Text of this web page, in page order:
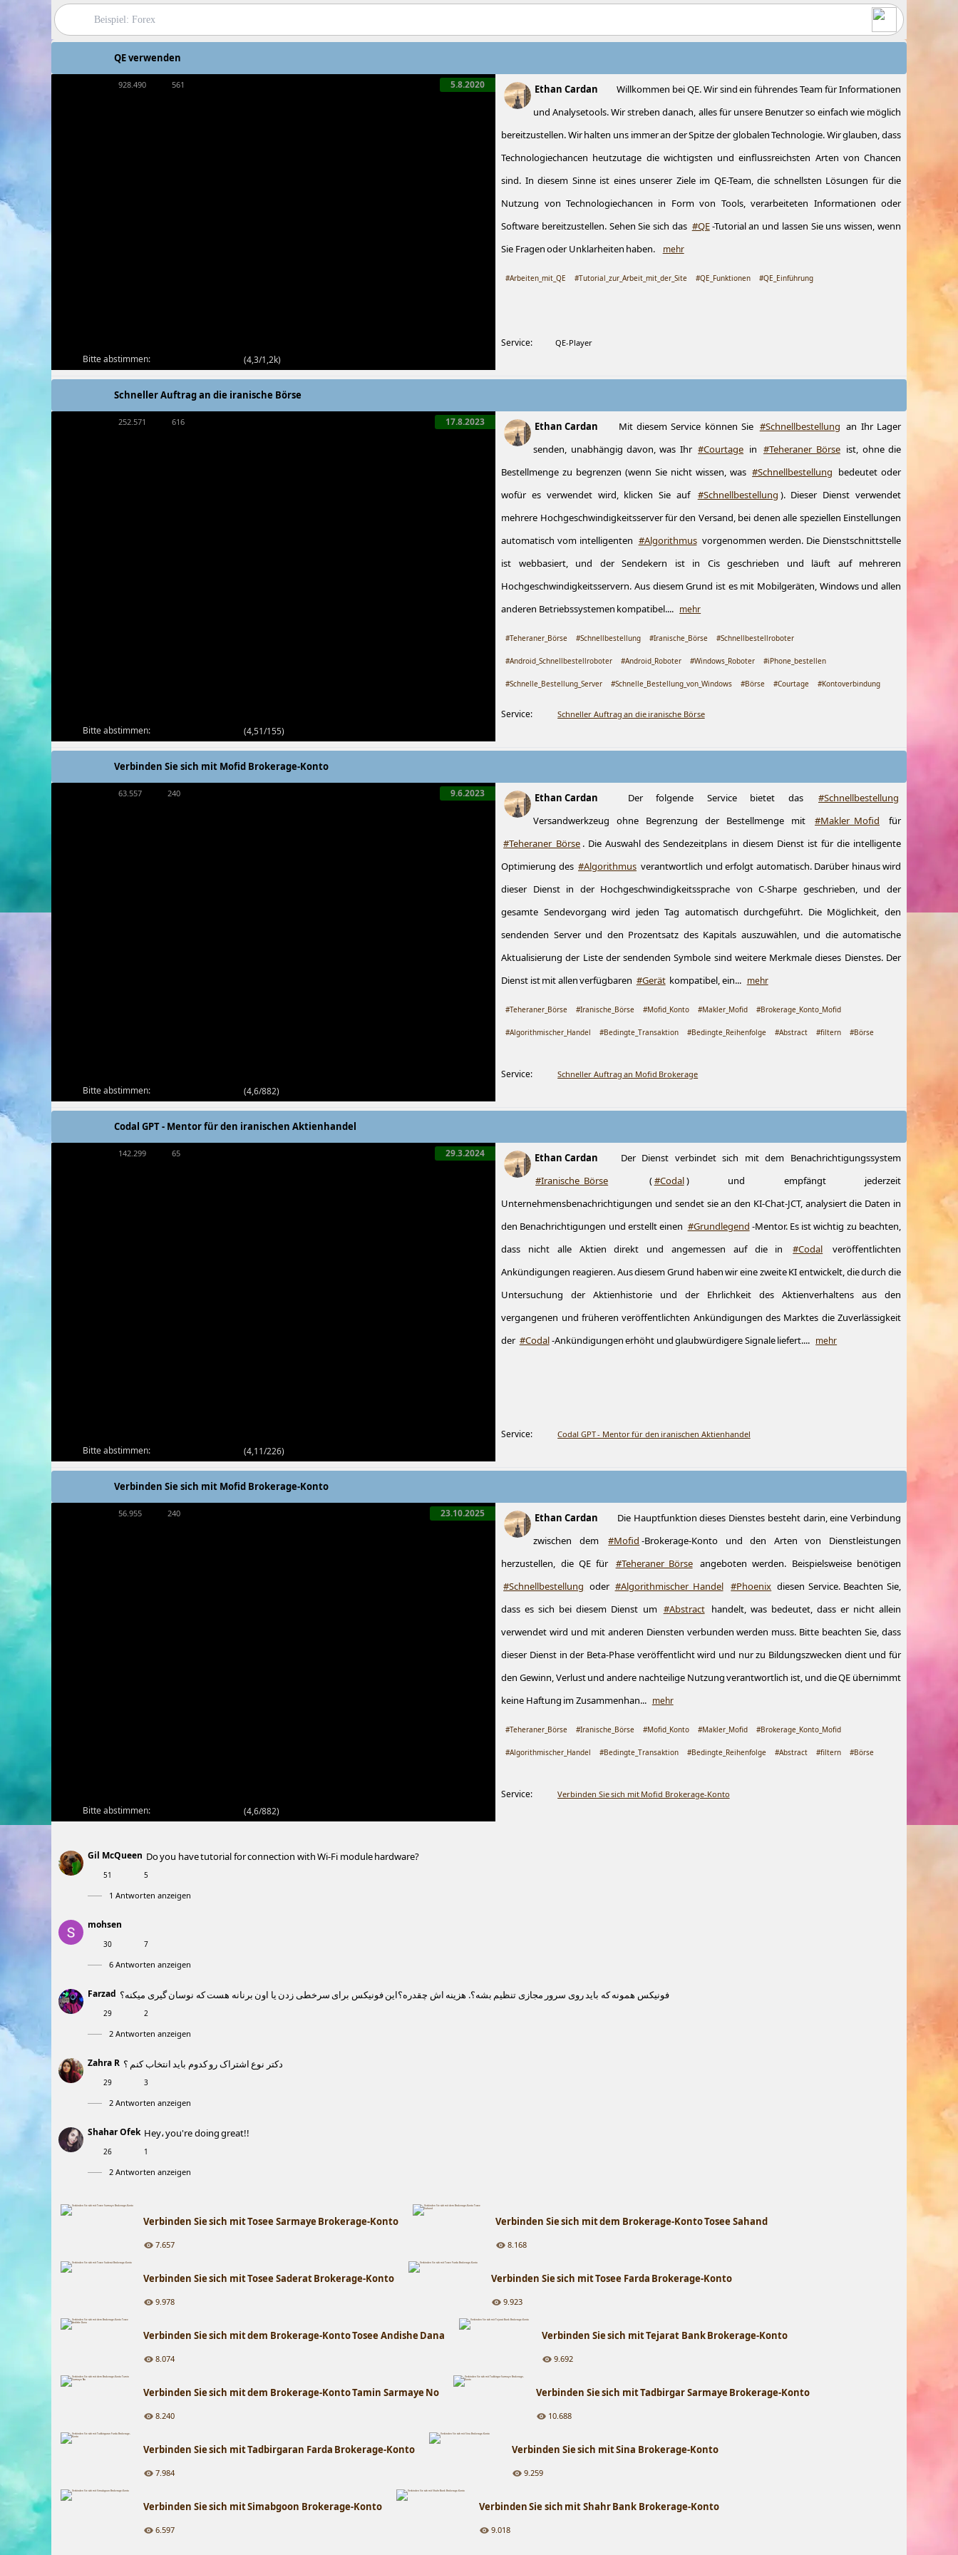
QE verwenden
5.8.2020
561
928.490
Bitte abstimmen: (4,3/1,2k)
Ethan Cardan
Willkommen bei QE. Wir sind ein führendes Team für Informationen
und Analysetools. Wir streben danach, alles für unsere Benutzer so einfach wie möglich
bereitzustellen. Wir halten uns immer an der Spitze der globalen Technologie. Wir glauben, dass
Technologiechancen heutzutage die wichtigsten und einflussreichsten Arten von Chancen
sind. In diesem Sinne ist eines unserer Ziele im QE-Team, die schnellsten Lösungen für die
Nutzung von Technologiechancen in Form von Tools, verarbeiteten Informationen oder
Software bereitzustellen. Sehen Sie sich das #QE-Tutorial an und lassen Sie uns wissen, wenn
Sie Fragen oder Unklarheiten haben.
mehr
#Arbeiten_mit_QE #Tutorial_zur_Arbeit_mit_der_Site #QE_Funktionen #QE_Einführung
Service: QE-Player
Schneller Auftrag an die iranische Börse
17.8.2023
616
252.571
Bitte abstimmen: (4,51/155)
Ethan Cardan Mit diesem Service können Sie #Schnellbestellung an Ihr Lager
senden, unabhängig davon, was Ihr #Courtage in #Teheraner_Börse ist, ohne die
Bestellmenge zu begrenzen (wenn Sie nicht wissen, was #Schnellbestellung bedeutet oder
wofür es verwendet wird, klicken Sie auf #Schnellbestellung ). Dieser Dienst verwendet
mehrere Hochgeschwindigkeitsserver für den Versand, bei denen alle speziellen Einstellungen
automatisch vom intelligenten #Algorithmus vorgenommen werden. Die Dienstschnittstelle
ist webbasiert, und der Sendekern ist in Cis geschrieben und läuft auf mehreren
Hochgeschwindigkeitsservern. Aus diesem Grund ist es mit Mobilgeräten, Windows und allen
anderen Betriebssystemen kompatibel.... mehr
#Teheraner_Börse #Schnellbestellung #Iranische_Börse #Schnellbestellroboter
#Android_Schnellbestellroboter #Android_Roboter #Windows_Roboter #iPhone_bestellen
#Schnelle_Bestellung_Server #Schnelle_Bestellung_von_Windows #Börse #Courtage #Kontoverbindung
Service: Schneller Auftrag an die iranische Börse
Verbinden Sie sich mit Mofid Brokerage-Konto
9.6.2023
240
63.557
Bitte abstimmen: (4,6/882)
Ethan Cardan Der folgende Service bietet das
#Schnellbestellung
Versandwerkzeug ohne Begrenzung der Bestellmenge mit
#Makler_Mofid
für
#Teheraner_Börse . Die Auswahl des Sendezeitplans in diesem Dienst ist für die intelligente
Optimierung des #Algorithmus verantwortlich und erfolgt automatisch. Darüber hinaus wird
dieser Dienst in der Hochgeschwindigkeitssprache von C-Sharpe geschrieben, und der
gesamte Sendevorgang wird jeden Tag automatisch durchgeführt. Die Möglichkeit, den
sendenden Server und den Prozentsatz des Kapitals auszuwählen, und die automatische
Aktualisierung der Liste der sendenden Symbole sind weitere Merkmale dieses Dienstes. Der
Dienst ist mit allen verfügbaren #Gerät kompatibel, ein... mehr
#Teheraner_Börse #Iranische_Börse #Mofid_Konto #Makler_Mofid #Brokerage_Konto_Mofid
#Algorithmischer_Handel #Bedingte_Transaktion #Bedingte_Reihenfolge #Abstract #filtern #Börse
Service: Schneller Auftrag an Mofid Brokerage
Codal GPT - Mentor für den iranischen Aktienhandel
29.3.2024
65
142.299
Bitte abstimmen: (4,11/226)
Ethan Cardan
Der Dienst verbindet sich mit dem Benachrichtigungssystem
#Iranische_Börse
(#Codal) und empfängt jederzeit
Unternehmensbenachrichtigungen und sendet sie an den KI-Chat-JCT, analysiert die Daten in
den Benachrichtigungen und erstellt einen #Grundlegend -Mentor. Es ist wichtig zu beachten,
dass nicht alle Aktien direkt und angemessen auf die in
#Codal
veröffentlichten
Ankündigungen reagieren. Aus diesem Grund haben wir eine zweite KI entwickelt, die durch die
Untersuchung der Aktienhistorie und der Ehrlichkeit des Aktienverhaltens aus den
vergangenen und früheren veröffentlichten Ankündigungen des Marktes die Zuverlässigkeit
der #Codal-Ankündigungen erhöht und glaubwürdigere Signale liefert.... mehr
Service: Codal GPT - Mentor für den iranischen Aktienhandel
Verbinden Sie sich mit Mofid Brokerage-Konto
23.10.2025
240
56.955
Bitte abstimmen: (4,6/882)
Ethan Cardan
Die Hauptfunktion dieses Dienstes besteht darin, eine Verbindung
zwischen dem
#Mofid -Brokerage-Konto und den Arten von Dienstleistungen
herzustellen, die QE für #Teheraner_Börse angeboten werden. Beispielsweise benötigen
#Schnellbestellung oder #Algorithmischer_Handel #Phoenix diesen Service. Beachten Sie,
dass es sich bei diesem Dienst um #Abstract handelt, was bedeutet, dass er nicht allein
verwendet wird und mit anderen Diensten verbunden werden muss. Bitte beachten Sie, dass
dieser Dienst in der Beta-Phase veröffentlicht wird und nur zu Bildungszwecken dient und für
den Gewinn, Verlust und andere nachteilige Nutzung verantwortlich ist, und die QE übernimmt
keine Haftung im Zusammenhan... mehr
#Teheraner_Börse #Iranische_Börse #Mofid_Konto #Makler_Mofid #Brokerage_Konto_Mofid
#Algorithmischer_Handel #Bedingte_Transaktion #Bedingte_Reihenfolge #Abstract #filtern #Börse
Service: Verbinden Sie sich mit Mofid Brokerage-Konto
Gil McQueen Do you have tutorial for connection with Wi-Fi module hardware?
51 5
1 Antworten anzeigen
mohsen
30 7
6 Antworten anzeigen
Farzad فونیکس همونه که باید روی سرور مجازی تنظیم بشه؟. هزینه اش چقدره؟این فونیکس برای سرخطی زدن یا اون برنانه هست که نوسان گیری میکنه؟
29 2
2 Antworten anzeigen
Zahra R دکتر نوع اشتراک رو کدوم باید انتخاب کنم ؟
29 3
2 Antworten anzeigen
Shahar Ofek Hey، you're doing great!!
26 1
2 Antworten anzeigen
Verbinden Sie sich mit Tosee Sarmaye Brokerage-Konto
7.657
Verbinden Sie sich mit dem Brokerage-Konto Tosee Sahand
8.168
Verbinden Sie sich mit Tosee Saderat Brokerage-Konto
9.978
Verbinden Sie sich mit Tosee Farda Brokerage-Konto
9.923
Verbinden Sie sich mit dem Brokerage-Konto Tosee Andishe Dana
8.074
Verbinden Sie sich mit Tejarat Bank Brokerage-Konto
9.692
Verbinden Sie sich mit dem Brokerage-Konto Tamin Sarmaye No
8.240
Verbinden Sie sich mit Tadbirgar Sarmaye Brokerage-Konto
10.688
Verbinden Sie sich mit Tadbirgaran Farda Brokerage-Konto
7.984
Verbinden Sie sich mit Sina Brokerage-Konto
9.259
Verbinden Sie sich mit Simabgoon Brokerage-Konto
6.597
Verbinden Sie sich mit Shahr Bank Brokerage-Konto
9.018